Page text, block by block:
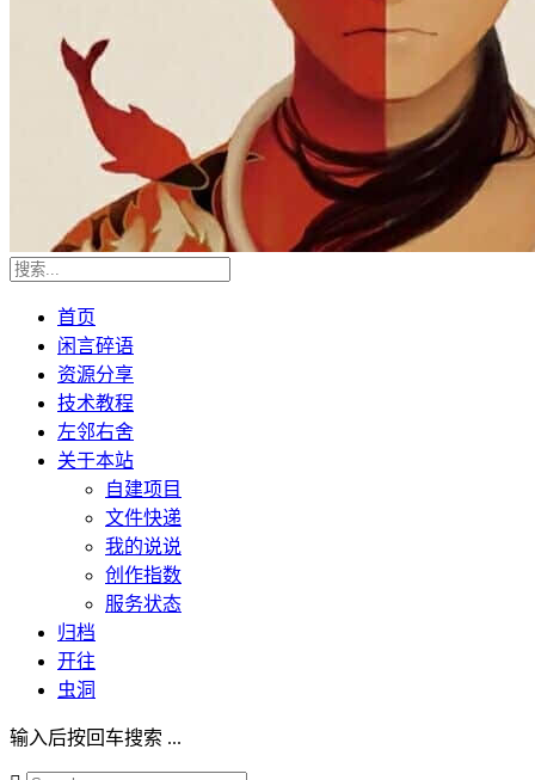
首页
闲言碎语
资源分享
技术教程
左邻右舍
关于本站
自建项目
文件快递
我的说说
创作指数
服务状态
归档
开往
虫洞
输入后按回车搜索 ...